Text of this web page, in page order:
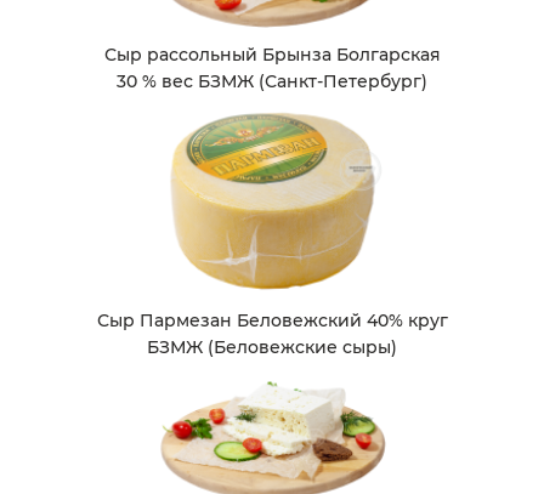
Сыр рассольный Брынза Болгарская
30 % вес БЗМЖ (Санкт-Петербург)
Сыр Пармезан Беловежский 40% круг
БЗМЖ (Беловежские сыры)